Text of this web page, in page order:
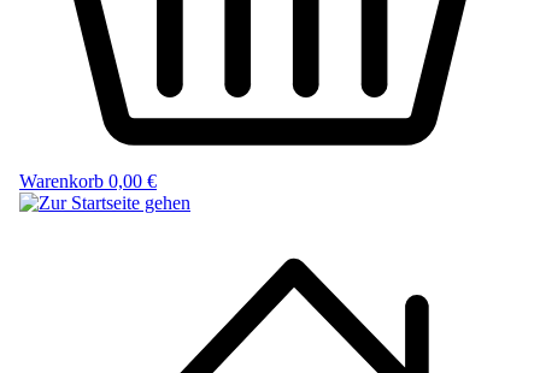
Warenkorb 0,00 €